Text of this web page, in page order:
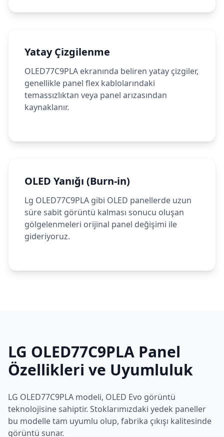
Yatay Çizgilenme
OLED77C9PLA ekranında beliren yatay çizgiler,
genellikle panel flex kablolarındaki
temassızlıktan veya panel arızasından
kaynaklanır.
OLED Yanığı (Burn-in)
Lg OLED77C9PLA gibi OLED panellerde uzun
süre sabit görüntü kalması sonucu oluşan
gölgelenmeleri orijinal panel değişimi ile
gideriyoruz.
LG OLED77C9PLA Panel
Özellikleri ve Uyumluluk
LG OLED77C9PLA modeli, OLED Evo görüntü
teknolojisine sahiptir. Stoklarımızdaki yedek paneller
bu modelle tam uyumlu olup, fabrika çıkışı kalitesinde
görüntü sunar.